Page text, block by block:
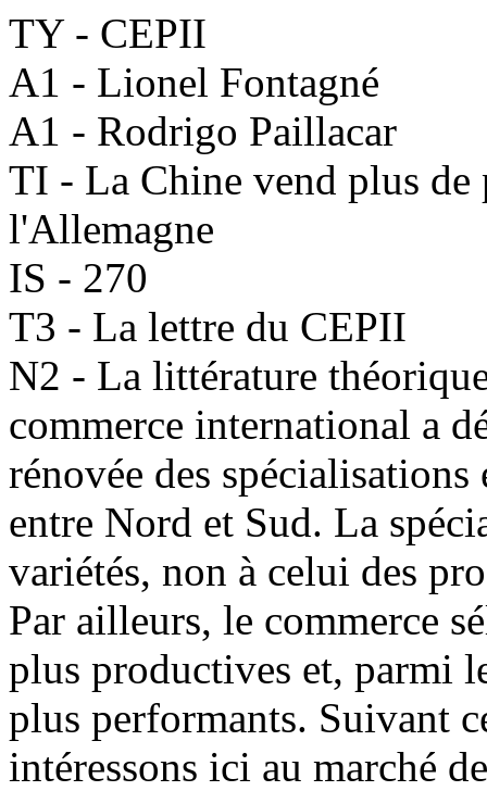
TY - CEPII
A1 - Lionel Fontagné
A1 - Rodrigo Paillacar
TI - La Chine vend plus
l'Allemagne
IS - 270
T3 - La lettre du CEPII
N2 - La littérature
commerce international a
rénovée des
entre Nord et Sud. La
variétés, non à celui des
Par ailleurs, le commerce
plus productives et, parmi
plus performants. Suivant
intéressons ici au marché